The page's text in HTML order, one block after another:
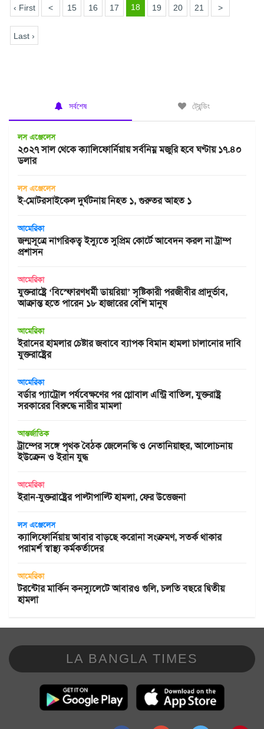
‹ First < 15 16 17 18 19 20 21 >
Last ›
সর্বশেষ ট্রেন্ডিং
লস এঞ্জেলেস
২০২৭ সাল থেকে ক্যালিফোর্নিয়ায় সর্বনিম্ন মজুরি হবে ঘণ্টায় ১৭.৪০
ডলার
লস এঞ্জেলেস
ই-মোটরসাইকেল দুর্ঘটনায় নিহত ১, গুরুতর আহত ১
আমেরিকা
জন্মসূত্রে নাগরিকত্ব ইস্যুতে সুপ্রিম কোর্টে আবেদন করল না ট্রাম্প
প্রশাসন
আমেরিকা
যুক্তরাষ্ট্রে ‘বিস্ফোরণধর্মী ডায়রিয়া’ সৃষ্টিকারী পরজীবীর প্রাদুর্ভাব,
আক্রান্ত হতে পারেন ১৮ হাজারের বেশি মানুষ
আমেরিকা
ইরানের হামলার চেষ্টার জবাবে ব্যাপক বিমান হামলা চালানোর দাবি
যুক্তরাষ্ট্রের
আমেরিকা
বর্ডার প্যাট্রোল পর্যবেক্ষণের পর গ্লোবাল এন্ট্রি বাতিল, যুক্তরাষ্ট্র
সরকারের বিরুদ্ধে নারীর মামলা
আন্তর্জাতিক
ট্রাম্পের সঙ্গে পৃথক বৈঠক জেলেনস্কি ও নেতানিয়াহুর, আলোচনায়
ইউক্রেন ও ইরান যুদ্ধ
আমেরিকা
ইরান-যুক্তরাষ্ট্রের পাল্টাপাল্টি হামলা, ফের উত্তেজনা
লস এঞ্জেলেস
ক্যালিফোর্নিয়ায় আবার বাড়ছে করোনা সংক্রমণ, সতর্ক থাকার
পরামর্শ স্বাস্থ্য কর্মকর্তাদের
আমেরিকা
টরন্টোর মার্কিন কনস্যুলেটে আবারও গুলি, চলতি বছরে দ্বিতীয়
হামলা
LA BANGLA TIMES